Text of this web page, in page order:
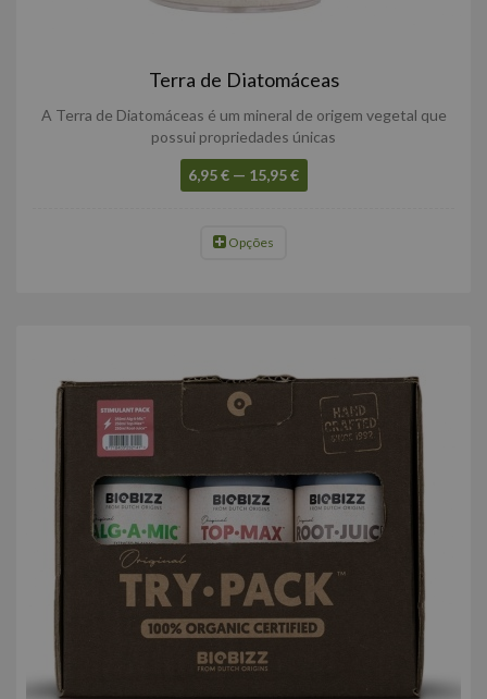
Terra de Diatomáceas
A Terra de Diatomáceas é um mineral de origem vegetal que
possui propriedades únicas
6,95 € — 15,95 €
Opções